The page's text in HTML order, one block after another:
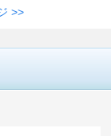
>>